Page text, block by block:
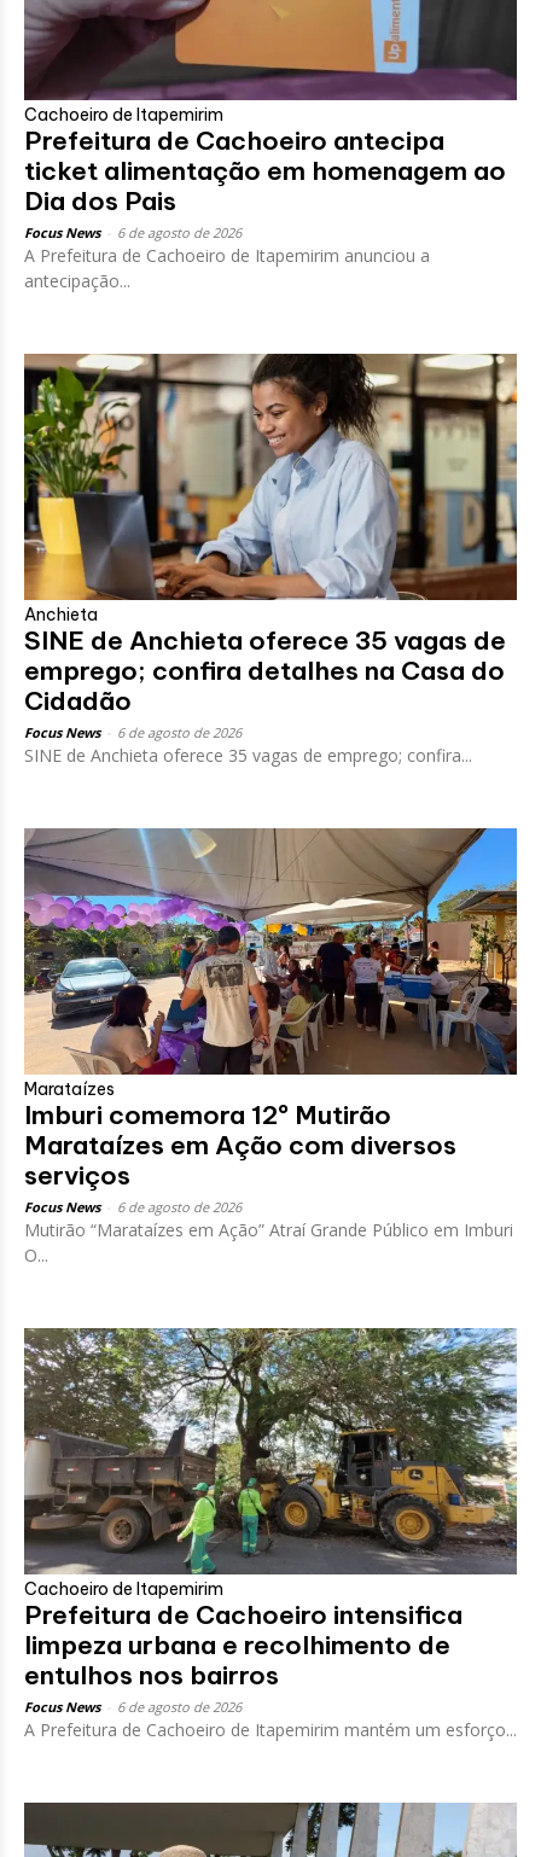
Cachoeiro de Itapemirim
Prefeitura de Cachoeiro antecipa
ticket alimentação em homenagem ao
Dia dos Pais
Focus News 6 de agosto de 2026
A Prefeitura de Cachoeiro de Itapemirim anunciou a
antecipação...
Anchieta
SINE de Anchieta oferece 35 vagas de
emprego; confira detalhes na Casa do
Cidadão
Focus News 6 de agosto de 2026
SINE de Anchieta oferece 35 vagas de emprego; confira...
Marataízes
Imburi comemora 12º Mutirão
Marataízes em Ação com diversos
serviços
Focus News 6 de agosto de 2026
Mutirão “Marataízes em Ação” Atraí Grande Público em Imburi
O...
Cachoeiro de Itapemirim
Prefeitura de Cachoeiro intensifica
limpeza urbana e recolhimento de
entulhos nos bairros
Focus News 6 de agosto de 2026
A Prefeitura de Cachoeiro de Itapemirim mantém um esforço...